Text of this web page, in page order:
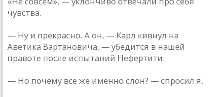
чувства.
— Ну и прекрасно. А он, — Карл кивнул на
Аветика Вартановича, — убедится в нашей
правоте после испытаний Нефертити.
— Но почему все же именно слон? — спросил я.